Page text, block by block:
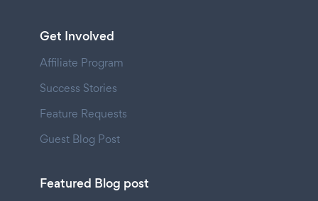
Get Involved
Affiliate Program
Success Stories
Feature Requests
Guest Blog Post
Featured Blog post